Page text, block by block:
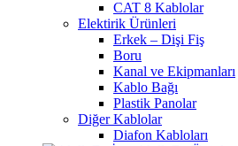
CAT 8 Kablolar
Elektirik Ürünleri
Erkek – Dişi Fiş
Boru
Kanal ve Ekipmanları
Kablo Bağı
Plastik Panolar
Diğer Kablolar
Diafon Kabloları